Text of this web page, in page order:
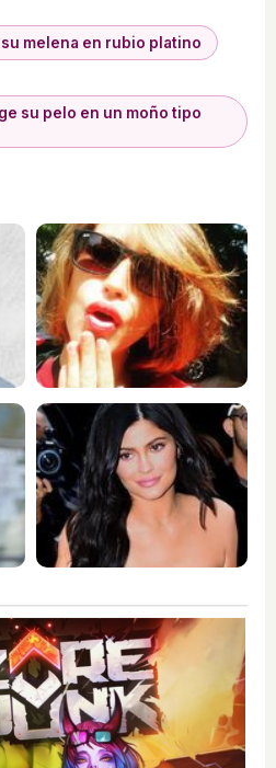
melena en rubio platino
su pelo en un moño tipo